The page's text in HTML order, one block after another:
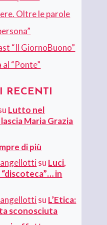
Oltre le parole
“Il GiornoBuono”
“Ponte”
RECENTI
Lutto nel
Maria Grazia
di più
su Luci,
in
su L’Etica:
sconosciuta